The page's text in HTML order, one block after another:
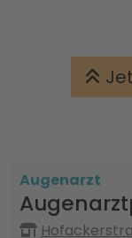
Augenarzt